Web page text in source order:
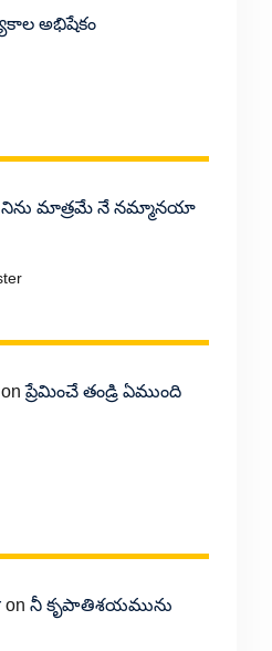
అభిషేకం
నిను మాత్రమే నే నమ్మానయా
onప్రేమించే తండ్రి ఏముంది
on నీ కృపాతిశయమును